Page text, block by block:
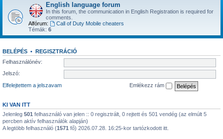
English language forum
In this forum, the communication in English Registration is required for
comments.
Alfórum:
Call of Duty Mobile cheaters
Témák: 6
BELÉPÉS • REGISZTRÁCIÓ
Felhasználónév:
Jelszó:
Elfelejtettem a jelszavam
Emlékezz rám
KI VAN ITT
Jelenleg 501 felhasználó van jelen :: 0 regisztrált, 0 rejtett és 501 vendég (az elmúlt 5
percben aktív felhasználók alapján)
A legtöbb felhasználó (1571 fő) 2026.07.28. 16:25-kor tartózkodott itt.